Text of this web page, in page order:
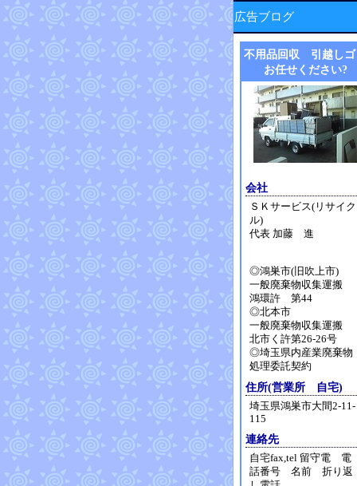
広告ブログ
不用品回収 引越しゴ
お任せください?
会社
ＳＫサービス(リサイク
ル)
代表 加藤 進
◎鴻巣市(旧吹上市)
一般廃棄物収集運搬
鴻環許 第44
◎北本市
一般廃棄物収集運搬
北市く許第26-26号
◎埼玉県内産業廃棄物
処理委託契約
住所(営業所 自宅)
埼玉県鴻巣市大間2-11-
115
連絡先
自宅fax,tel 留守電 電
話番号 名前 折り返